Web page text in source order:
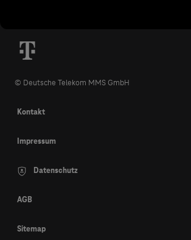
© Deutsche Telekom MMS GmbH
Kontakt
Impressum
Datenschutz
AGB
Sitemap